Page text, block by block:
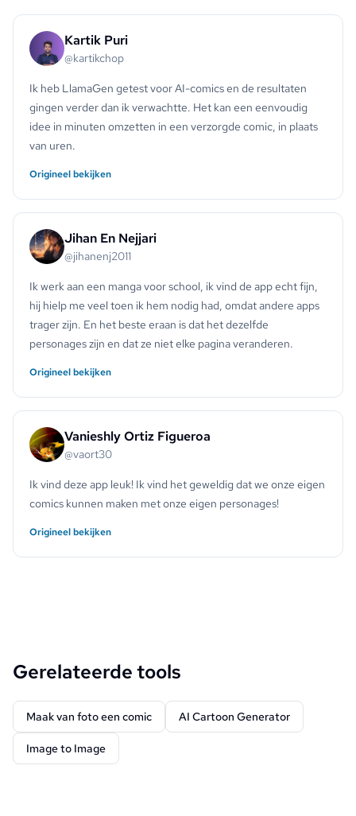
Kartik Puri
@kartikchop
Ik heb LlamaGen getest voor AI-comics en de resultaten
gingen verder dan ik verwachtte. Het kan een eenvoudig
idee in minuten omzetten in een verzorgde comic, in plaats
van uren.
Origineel bekijken
Jihan En Nejjari
@jihanenj2011
Ik werk aan een manga voor school, ik vind de app echt fijn,
hij hielp me veel toen ik hem nodig had, omdat andere apps
trager zijn. En het beste eraan is dat het dezelfde
personages zijn en dat ze niet elke pagina veranderen.
Origineel bekijken
Vanieshly Ortiz Figueroa
@vaort30
Ik vind deze app leuk! Ik vind het geweldig dat we onze eigen
comics kunnen maken met onze eigen personages!
Origineel bekijken
Gerelateerde tools
Maak van foto een comic AI Cartoon Generator
Image to Image